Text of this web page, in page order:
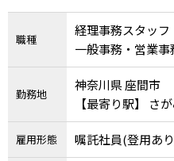
職種
経理事務スタッフ
一般事務・営業
勤務地
神奈川県 座間市
【最寄り
雇用形態 嘱託社員(登用あ